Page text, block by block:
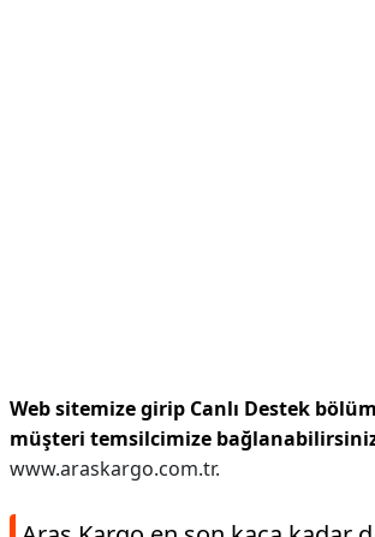
Web sitemize girip Canlı Destek
müşteri temsilcimize
www.araskargo.com.tr.